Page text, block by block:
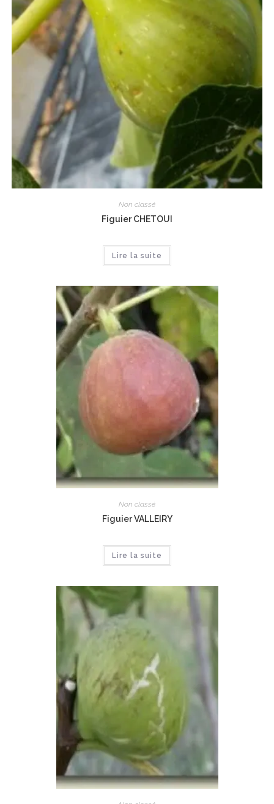
Non classé
Figuier CHETOUI
Lire la suite
Non classé
Figuier VALLEIRY
Lire la suite